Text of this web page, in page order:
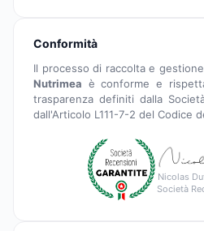
Conformità
Il processo di raccolta e
Nutrimea è conforme e
trasparenza definiti dalla
dall'Articolo L111-7-2 del Codice
Nicolas
Società